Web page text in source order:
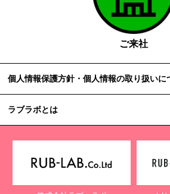
ご来社
個人情報保護方針・個人情報の取り扱いに
ラブラボとは